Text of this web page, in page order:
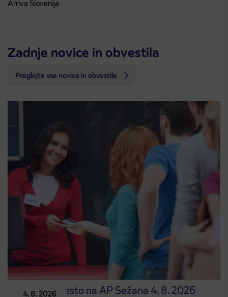
Arriva Slovenija
Zadnje novice in obvestila
Preglejte vse novice in obvestila
4. 8. 2026
Prodajno mesto na AP Sežana 4. 8. 2026